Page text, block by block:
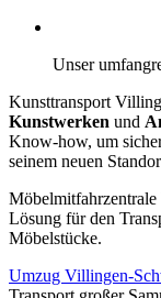
Unser
Kunsttransport
Kunstwerken und
Know-how, um
seinem neuen
Lösung für den
Möbelstücke.
Umzug Villingen-